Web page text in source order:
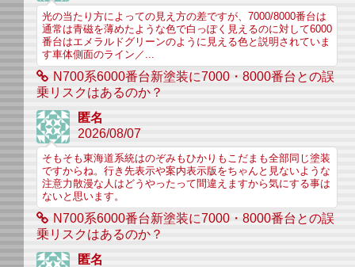
光の当たり方によっての見え方の差ですが、7000/8000番台は
通常は青磁を薄めたような色で白っぽく見えるのに対して6000
番台はエメラルドグリーンのように見える色と説明されていま
す車体側面のライン／...
N700系6000番台新塗装に7000・8000番台との誤
乗リスクはあるのか？
匿名
2026/08/07
そもそも東海道系統はのぞみもひかりもこだまも全部同じ塗装
ですからね。行き先表示や案内表示版をちゃんと見ないような
注意力散漫な人はどうやったって間違えますから気にする事は
ないと思います。
N700系6000番台新塗装に7000・8000番台との誤
乗リスクはあるのか？
匿名